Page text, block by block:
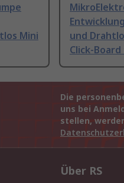
Mini
und
Click-Board
Die
uns bei
stellen,
Über RS